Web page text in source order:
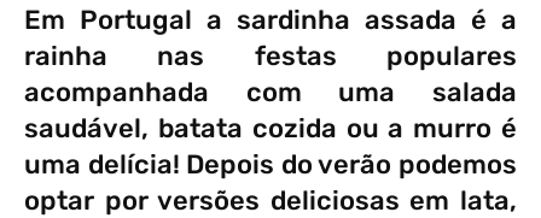
Em Portugal a sardinha assada é a
rainha nas festas populares
acompanhada com uma salada
saudável, batata cozida ou a murro é
uma delícia! Depois do verão podemos
optar por versões deliciosas em lata,